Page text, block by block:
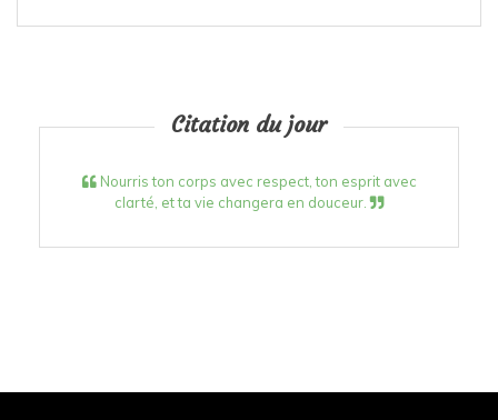
Citation du jour
Nourris ton corps avec respect, ton esprit avec
clarté, et ta vie changera en douceur.